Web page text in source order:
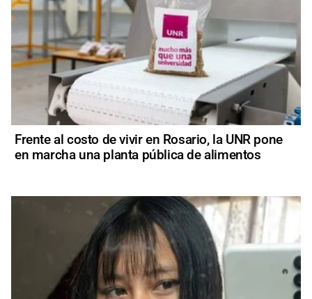
Frente al costo de vivir en Rosario, la UNR pone
en marcha una planta pública de alimentos